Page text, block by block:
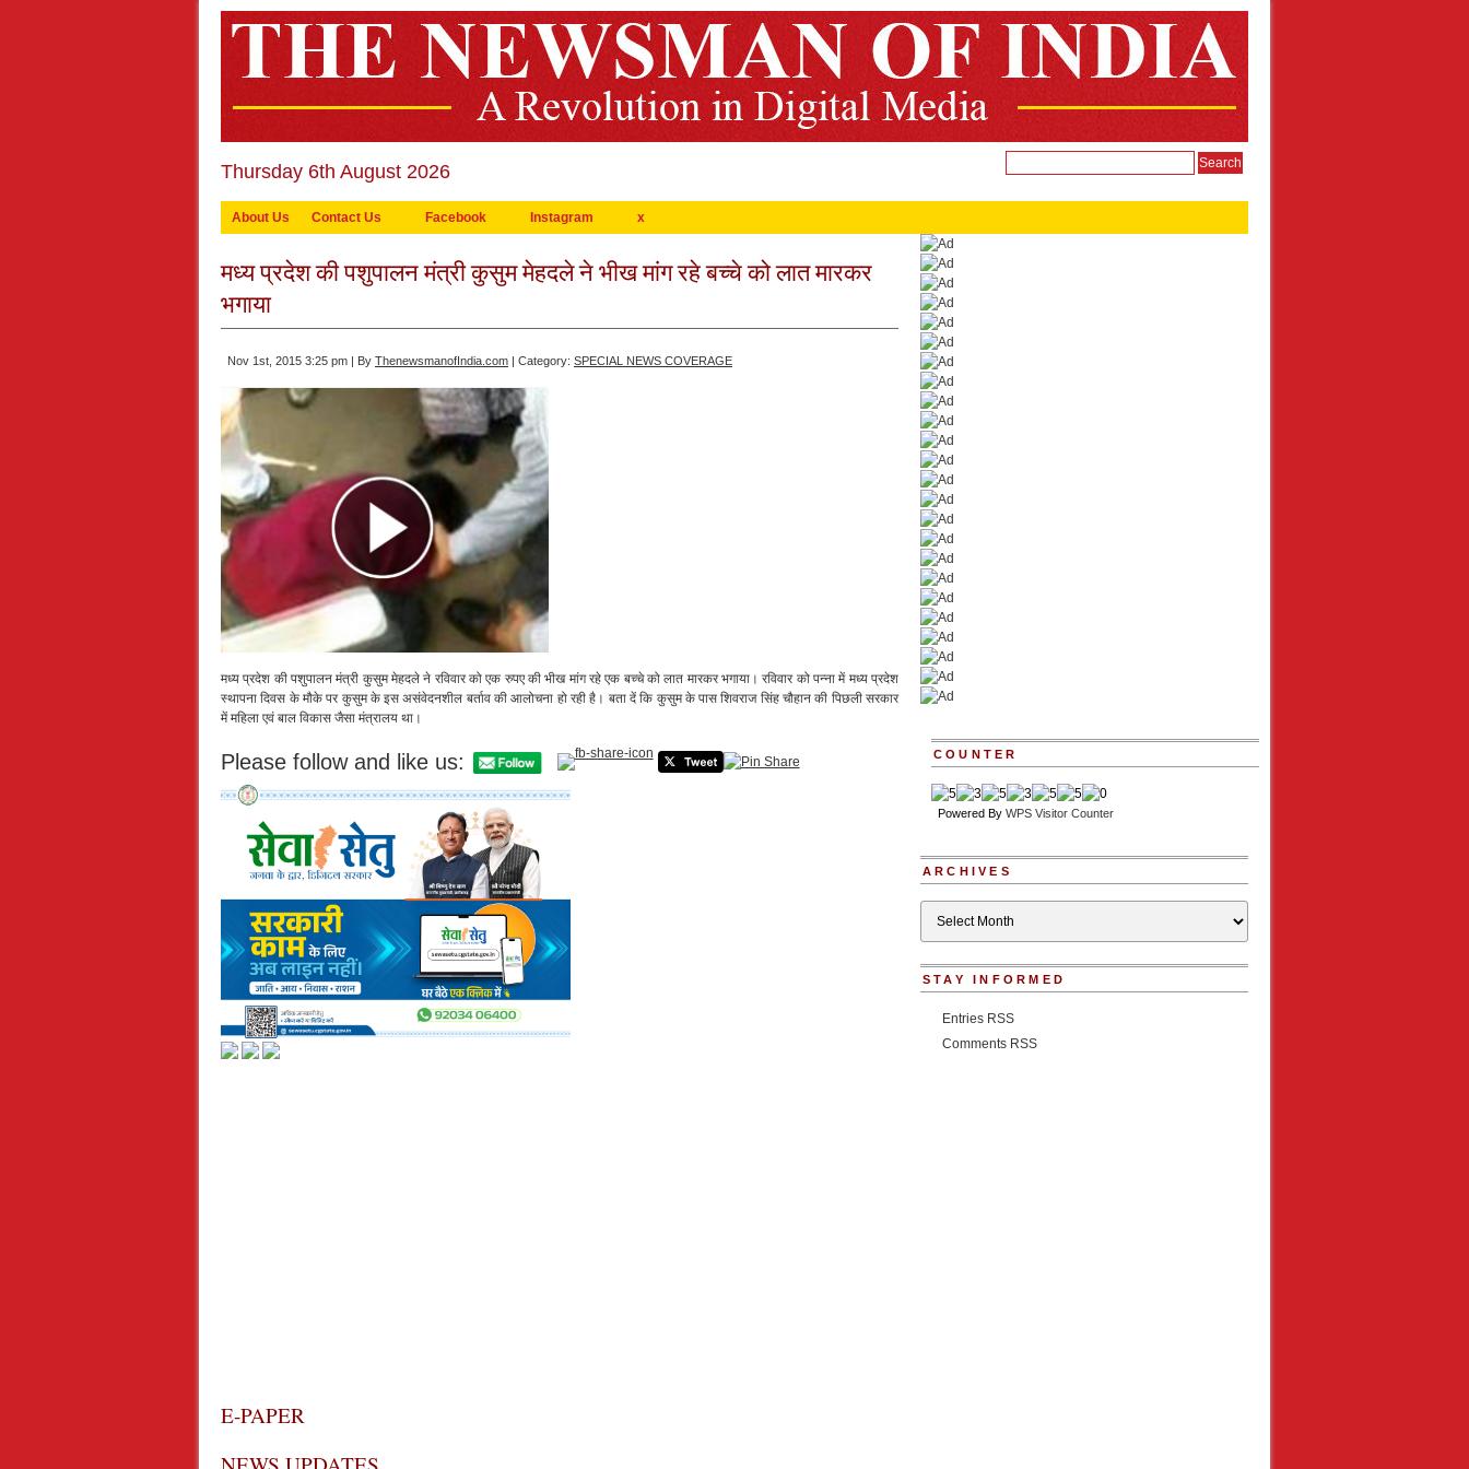
Thursday 6th August 2026
About Us Contact Us Facebook Instagram x
मध्य प्रदेश की पशुपालन मंत्री कुसुम मेहदले ने भीख मांग रहे बच्चे को लात मारकर
भगाया
Nov 1st, 2015 3:25 pm | By ThenewsmanofIndia.com | Category: SPECIAL NEWS COVERAGE
मध्य प्रदेश की पशुपालन मंत्री कुसुम मेहदले ने रविवार को एक रुपए की भीख मांग रहे एक बच्चे को लात मारकर भगाया। रविवार को पन्ना में मध्य प्रदेश
स्थापना दिवस के मौके पर कुसुम के इस असंवेदनशील बर्ताव की आलोचना हो रही है। बता दें कि कुसुम के पास शिवराज सिंह चौहान की पिछली सरकार
में महिला एवं बाल विकास जैसा मंत्रालय था।
Please follow and like us:
E-PAPER
COUNTER
Powered By WPS Visitor Counter
ARCHIVES
STAY INFORMED
Entries RSS
Comments RSS